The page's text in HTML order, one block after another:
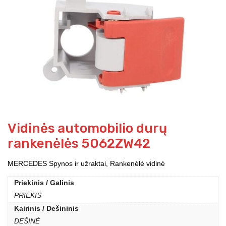
Vidinės automobilio durų
rankenėlės 5062ZW42
MERCEDES Spynos ir užraktai, Rankenėlė vidinė
Priekinis / Galinis
PRIEKIS
Kairinis / Dešininis
DEŠINĖ